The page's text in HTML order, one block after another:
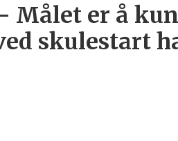
Målet er å
skulestart